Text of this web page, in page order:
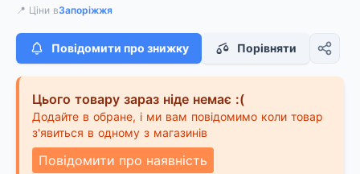
📍 Ціни вЗапоріжжя
Повідомити про знижку Порівняти
Цього товару зараз ніде немає :(
Додайте в обране, і ми вам повідомимо коли товар
з'явиться в одному з магазинів
Повідомити про наявність